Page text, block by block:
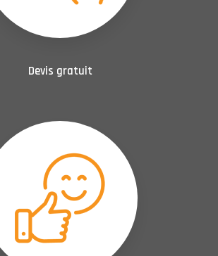
Devis gratuit